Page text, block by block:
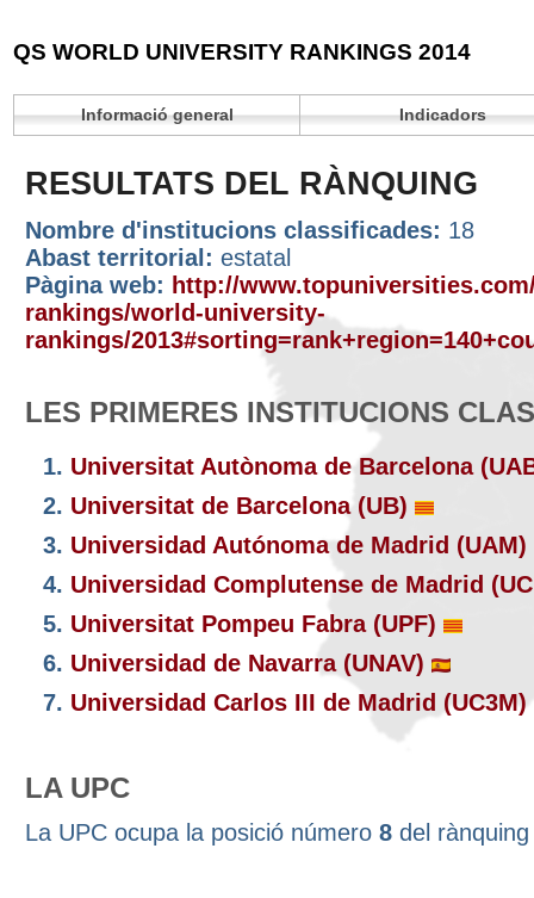
QS WORLD UNIVERSITY RANKINGS 2014
Informació general Indicadors
RESULTATS DEL RÀNQUING
Nombre d'institucions classificades: 18
Abast territorial: estatal
Pàgina web: http://
rankings/world-university-
rankings/
LES PRIMERES INSTITUCIONS
1. Universitat Autònoma de Barcelona
2. Universitat de Barcelona (UB)
3. Universidad Autónoma de Madrid (UAM)
4. Universidad Complutense de Madrid
5. Universitat Pompeu Fabra (UPF)
6. Universidad de Navarra (UNAV)
7. Universidad Carlos III de Madrid (UC3M)
LA UPC
La UPC ocupa la posició número 8 del